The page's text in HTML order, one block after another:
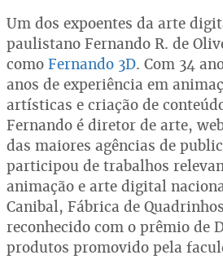
Um dos expoentes da arte
paulistano Fernando R. de
como Fernando 3D. Com 34
anos de experiência em
artísticas e criação de
Fernando é diretor de arte,
das maiores agências de
participou de trabalhos
animação e arte digital
Canibal, Fábrica de
reconhecido com o prêmio de
produtos promovido pela